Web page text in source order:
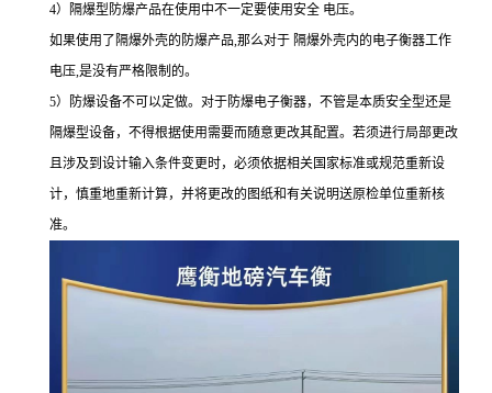
4）隔爆型防爆产品在使用中不一定要使用安全 电压。
如果使用了隔爆外壳的防爆产品 ,那么对于 隔爆外壳内的电子衡器工作
电压,是没有严格限制的。
5）防爆设备不可以定做。对于防爆电子衡器，不管是本质安全型还是
隔爆型设备，不得根据使用需要而随意更改其配置。若须进行局部更改
且涉及到设计输入条件变更时，必须依据相关国家标准或规范重新设
计，慎重地重新计算，并将更改的图纸和有关说明送原检单位重新核
准。